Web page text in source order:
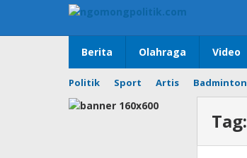
content
Berita Olahraga Video
Politik Sport Artis Badminton
Tag: